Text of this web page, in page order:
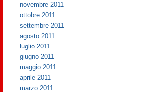
novembre 2011
ottobre 2011
settembre 2011
agosto 2011
luglio 2011
giugno 2011
maggio 2011
aprile 2011
marzo 2011